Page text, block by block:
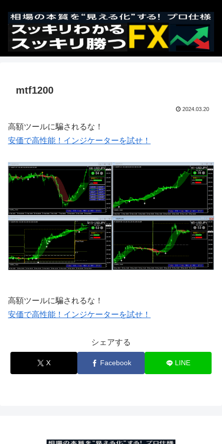
mtf1200
2024.03.20
高額ツールに騙されるな！
安価で高性能！インジケーターを試せ！
高額ツールに騙されるな！
安価で高性能！インジケーターを試せ！
シェアする
X Facebook LINE